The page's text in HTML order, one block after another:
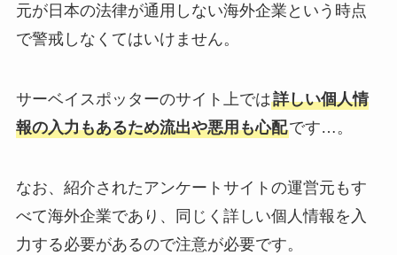
元が日本の法律が通用しない海外企業という時点
で警戒しなくてはいけません。
サーベイスポッターのサイト上では詳しい個人情
報の入力もあるため流出や悪用も心配です…。
なお、紹介されたアンケートサイトの運営元もす
べて海外企業であり、同じく詳しい個人情報を入
力する必要があるので注意が必要です。